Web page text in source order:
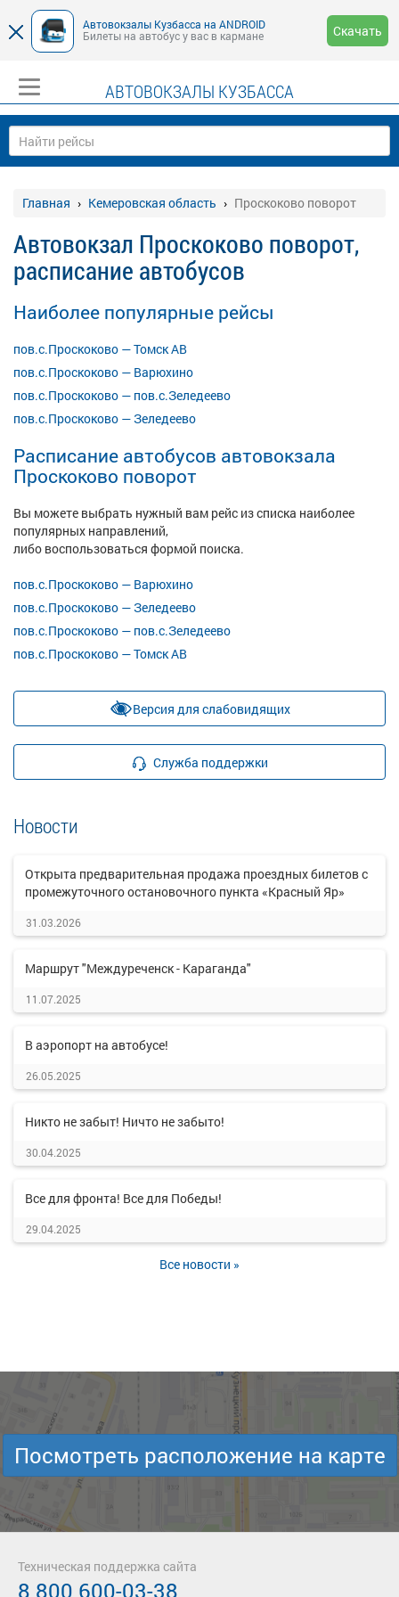
Автовокзалы Кузбасса на ANDROID
Билеты на автобус у вас в кармане
Скачать
АВТОВОКЗАЛЫ КУЗБАССА
Главная Кемеровская область Проскоково поворот
Автовокзал Проскоково поворот,
расписание автобусов
Наиболее популярные рейсы
пов.с.Проскоково — Томск АВ
пов.с.Проскоково — Варюхино
пов.с.Проскоково — пов.с.Зеледеево
пов.с.Проскоково — Зеледеево
Расписание автобусов автовокзала
Проскоково поворот
Вы можете выбрать нужный вам рейс из списка наиболее
популярных направлений,
либо воспользоваться формой поиска.
пов.с.Проскоково — Варюхино
пов.с.Проскоково — Зеледеево
пов.с.Проскоково — пов.с.Зеледеево
пов.с.Проскоково — Томск АВ
Версия для слабовидящих
Служба поддержки
Новости
Открыта предварительная продажа проездных билетов с
промежуточного остановочного пункта «Красный Яр»
31.03.2026
Маршрут "Междуреченск - Караганда"
11.07.2025
В аэропорт на автобусе!
26.05.2025
Никто не забыт! Ничто не забыто!
30.04.2025
Все для фронта! Все для Победы!
29.04.2025
Все новости »
Посмотреть расположение на карте
Техническая поддержка сайта
8 800 600-03-38